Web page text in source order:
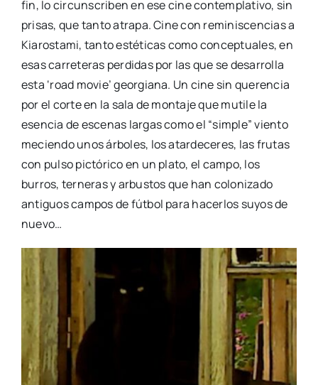
fin, lo circunscriben en ese cine contemplativo, sin
prisas, que tanto atrapa. Cine con reminiscencias a
Kiarostami, tanto estéticas como conceptuales, en
esas carreteras perdidas por las que se desarrolla
esta ‘road movie’ georgiana. Un cine sin querencia
por el corte en la sala de montaje que mutile la
esencia de escenas largas como el “simple” viento
meciendo unos árboles, los atardeceres, las frutas
con pulso pictórico en un plato, el campo, los
burros, terneras y arbustos que han colonizado
antiguos campos de fútbol para hacerlos suyos de
nuevo…